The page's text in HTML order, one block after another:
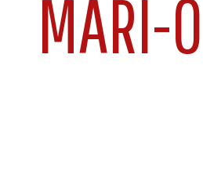
MARI-